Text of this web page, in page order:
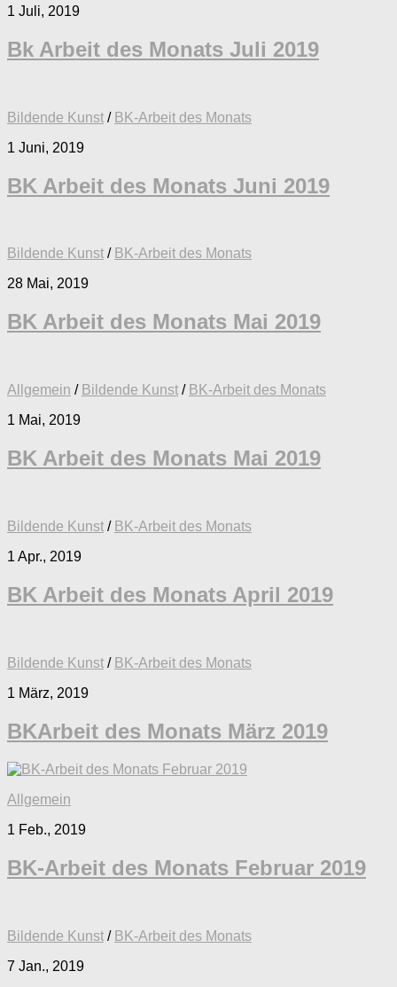
1 Juli, 2019
Bk Arbeit des Monats Juli 2019
Bildende Kunst / BK-Arbeit des Monats
1 Juni, 2019
BK Arbeit des Monats Juni 2019
Bildende Kunst / BK-Arbeit des Monats
28 Mai, 2019
BK Arbeit des Monats Mai 2019
Allgemein / Bildende Kunst / BK-Arbeit des Monats
1 Mai, 2019
BK Arbeit des Monats Mai 2019
Bildende Kunst / BK-Arbeit des Monats
1 Apr., 2019
BK Arbeit des Monats April 2019
Bildende Kunst / BK-Arbeit des Monats
1 März, 2019
BKArbeit des Monats März 2019
Allgemein
1 Feb., 2019
BK-Arbeit des Monats Februar 2019
Bildende Kunst / BK-Arbeit des Monats
7 Jan., 2019